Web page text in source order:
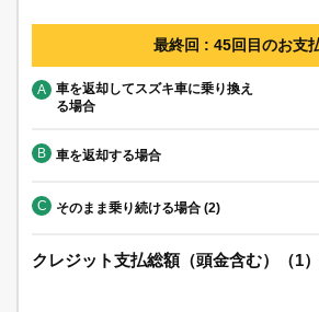
最終回 : 45回目のお支
A
車を返却してスズキ車に乗り換え
る場合
B 車を返却する場合
C そのまま乗り続ける場合 (2)
クレジット支払総額（頭金含む）（1）